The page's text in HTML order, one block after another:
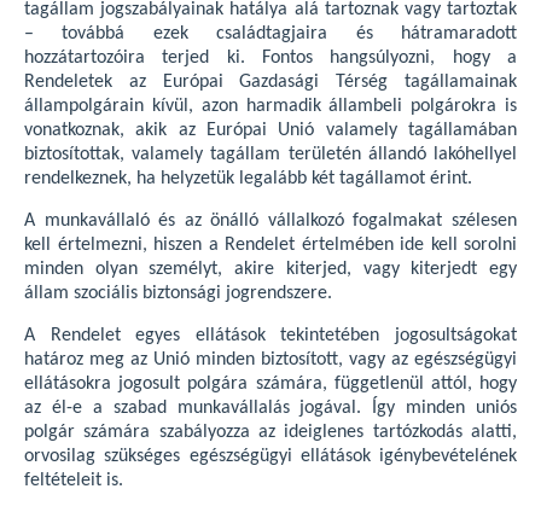
tagállam jogszabályainak hatálya alá tartoznak vagy tartoztak
– továbbá ezek családtagjaira és hátramaradott
hozzátartozóira terjed ki. Fontos hangsúlyozni, hogy a
Rendeletek az Európai Gazdasági Térség tagállamainak
állampolgárain kívül, azon harmadik állambeli polgárokra is
vonatkoznak, akik az Európai Unió valamely tagállamában
biztosítottak, valamely tagállam területén állandó lakóhellyel
rendelkeznek, ha helyzetük legalább két tagállamot érint.
A munkavállaló és az önálló vállalkozó fogalmakat szélesen
kell értelmezni, hiszen a Rendelet értelmében ide kell sorolni
minden olyan személyt, akire kiterjed, vagy kiterjedt egy
állam szociális biztonsági jogrendszere.
A Rendelet egyes ellátások tekintetében jogosultságokat
határoz meg az Unió minden biztosított, vagy az egészségügyi
ellátásokra jogosult polgára számára, függetlenül attól, hogy
az él-e a szabad munkavállalás jogával. Így minden uniós
polgár számára szabályozza az ideiglenes tartózkodás alatti,
orvosilag szükséges egészségügyi ellátások igénybevételének
feltételeit is.